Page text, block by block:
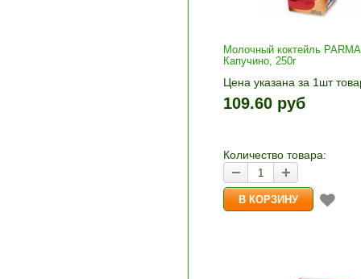
Молочный коктейль
Капучино, 250г
Цена указана за 1шт
1шт прибавляется
и «-». Выберите нужное
109.60 руб
Количество товара: